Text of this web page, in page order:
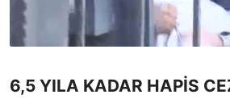
6,5 YILA KADAR HAPİS